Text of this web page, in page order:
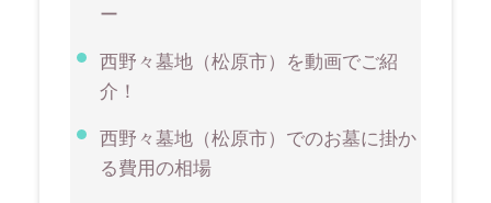
ー
西野々墓地（松原市）を動画でご紹
介！
西野々墓地（松原市）でのお墓に掛か
る費用の相場